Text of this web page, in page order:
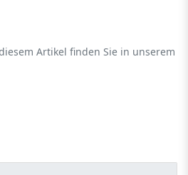
Artikel finden Sie in unserem